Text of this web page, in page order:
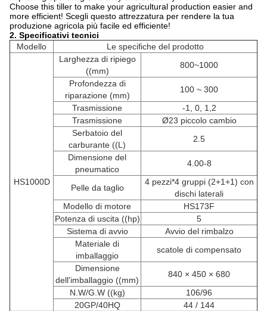
Choose this tiller to make your agricultural production easier and
more efficient! Scegli questo attrezzatura per rendere la tua
produzione agricola più facile ed efficiente!
2. Specificativi tecnici
Modello
Le specifiche del prodotto
HS1000D
Larghezza di ripiego
((mm)
800~1000
Profondezza di
riparazione (mm)
100 ~ 300
Trasmissione
-1, 0, 1,2
Trasmissione
Ø23 piccolo cambio
Serbatoio del
carburante ((L)
2.5
Dimensione del
pneumatico
4.00-8
Pelle da taglio
4 pezzi*4 gruppi (2+1+1) con
dischi laterali
Modello di motore
HS173F
Potenza di uscita ((hp)
5
Sistema di avvio
Avvio del rimbalzo
Materiale di
imballaggio
scatole di compensato
Dimensione
dell'imballaggio ((mm)
840 × 450 × 680
N.W/G.W ((kg)
106/96
20GP/40HQ
44 / 144